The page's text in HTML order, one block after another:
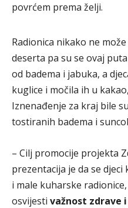
povrćem prema želji.
Radionica nikako ne
deserta pa su se ovaj
od badema i jabuka, a
kuglice i močila ih u
Iznenađenje za kraj bile
tostiranih badema i
– Cilj promocije projekta
prezentacija je da se
i male kuharske
osvijesti važnost zdrave